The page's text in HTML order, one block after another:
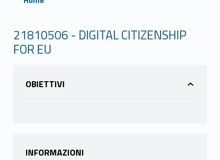
21810506 - DIGITAL CITIZENSHIP
FOR EU
OBIETTIVI
INFORMAZIONI